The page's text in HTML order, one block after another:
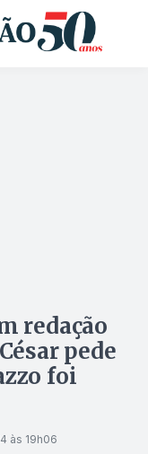
redação
pede
foi
às 19h06